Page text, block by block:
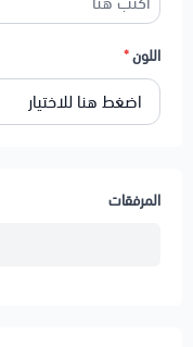
اللون*
المرفقات